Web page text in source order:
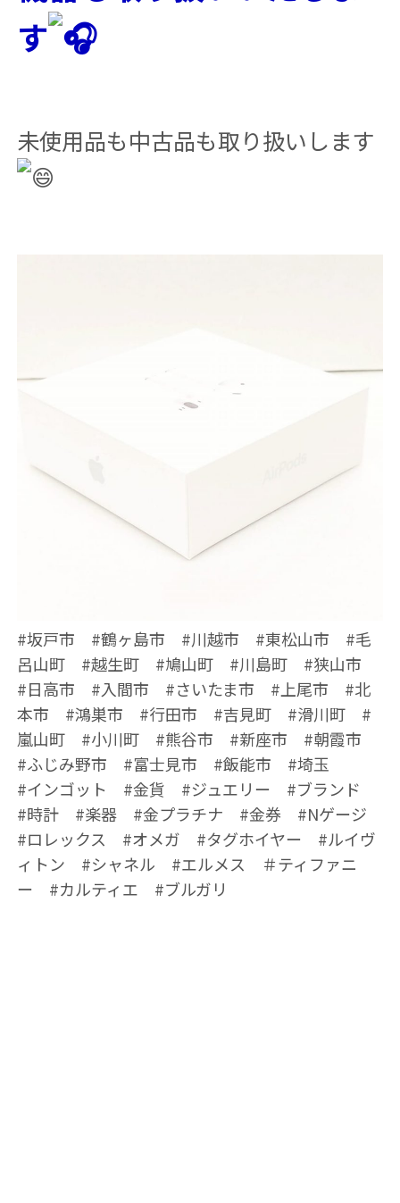
す
未使用品も中古品も取り扱いします
#坂戸市 #鶴ヶ島市 #川越市 #東松山市 #毛
呂山町 #越生町 #鳩山町 #川島町 #狭山市
#日高市 #入間市 #さいたま市 #上尾市 #北
本市 #鴻巣市 #行田市 #吉見町 #滑川町 #
嵐山町 #小川町 #熊谷市 #新座市 #朝霞市
#ふじみ野市 #富士見市 #飯能市 #埼玉
#インゴット #金貨 #ジュエリー #ブランド
#時計 #楽器 #金プラチナ #金券 #Nゲージ
#ロレックス #オメガ #タグホイヤー #ルイヴ
ィトン #シャネル #エルメス ＃ティファニ
ー #カルティエ #ブルガリ